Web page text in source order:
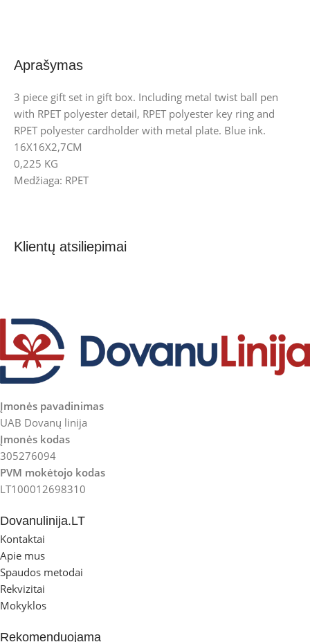
Aprašymas
3 piece gift set in gift box. Including metal twist ball pen
with RPET polyester detail, RPET polyester key ring and
RPET polyester cardholder with metal plate. Blue ink.
16X16X2,7CM
0,225 KG
Medžiaga: RPET
Klientų atsiliepimai
Įmonės pavadinimas
UAB Dovanų linija
Įmonės kodas
305276094
PVM mokėtojo kodas
LT100012698310
Dovanulinija.LT
Kontaktai
Apie mus
Spaudos metodai
Rekvizitai
Mokyklos
Rekomenduojama